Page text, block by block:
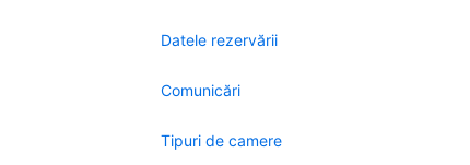
Datele rezervării
Comunicări
Tipuri de camere